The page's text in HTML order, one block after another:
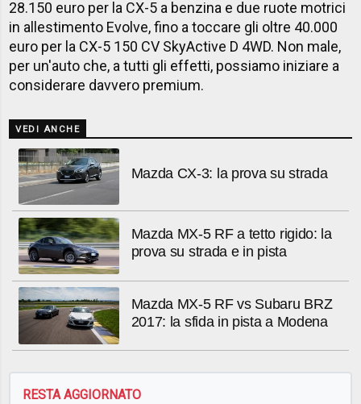
28.150 euro per la CX-5 a benzina e due ruote motrici
in allestimento Evolve, fino a toccare gli oltre 40.000
euro per la CX-5 150 CV SkyActive D 4WD. Non male,
per un'auto che, a tutti gli effetti, possiamo iniziare a
considerare davvero premium.
VEDI ANCHE
Mazda CX-3: la prova su strada
Mazda MX-5 RF a tetto rigido: la
prova su strada e in pista
Mazda MX-5 RF vs Subaru BRZ
2017: la sfida in pista a Modena
RESTA AGGIORNATO